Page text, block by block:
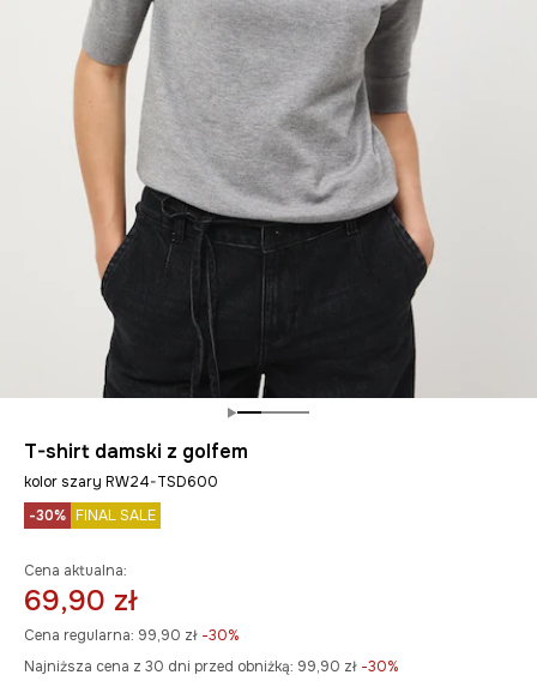
T-shirt damski z golfem
kolor szary RW24-TSD600
-30% FINAL SALE
Cena aktualna:
69,90 zł
Cena regularna: 99,90 zł -30%
Najniższa cena z 30 dni przed obniżką: 99,90 zł -30%